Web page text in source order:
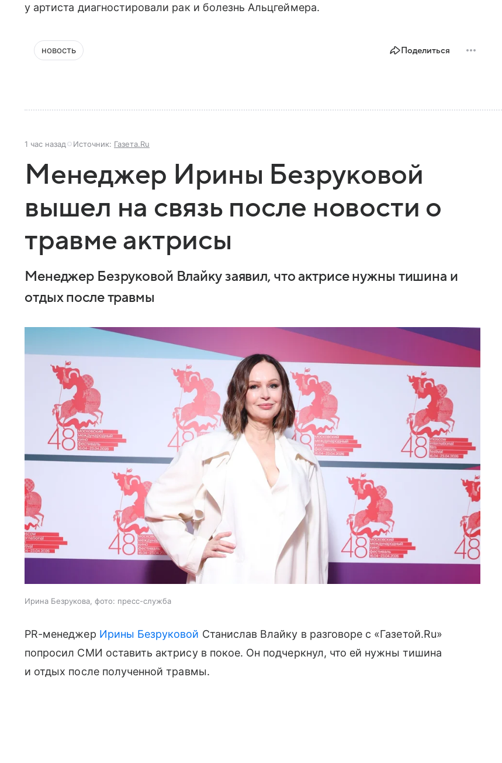
у артиста диагностировали рак и болезнь Альцгеймера.
новость Поделиться
1 час назад Источник: Газета.Ru
Менеджер Ирины Безруковой
вышел на связь после новости о
травме актрисы
Менеджер Безруковой Влайку заявил, что актрисе нужны тишина и
отдых после травмы
Ирина Безрукова, фото: пресс-служба
PR-менеджер Ирины Безруковой Станислав Влайку в разговоре с «Газетой.Ru»
попросил СМИ оставить актрису в покое. Он подчеркнул, что ей нужны тишина
и отдых после полученной травмы.